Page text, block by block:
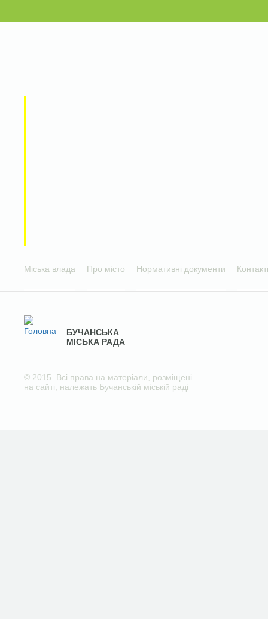
Міська влада Про місто Нормативні документи
БУЧАНСЬКА
МІСЬКА РАДА
© 2015. Всі права на матеріали, розміщені
на сайті, належать Бучанській міській раді